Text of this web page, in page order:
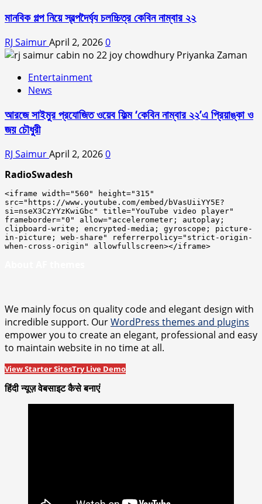
মানবিক গল্প নিয়ে স্বল্পদৈর্ঘ‍্য চলচ্চিত্র কেবিন নাম্বার ২২
RJ SaimurApril 2, 20260
Entertainment
News
আরজে সাইমুর প্রযোজিত ওয়েব ফিল্ম ‘কেবিন নাম্বার ২২’এ প্রিয়াঙ্কা ও
জয় চৌধুরী
RJ SaimurApril 2, 20260
RadioSwadesh
<iframe width="560" height="315"
src="https://www.youtube.com/embed/bVasUiiYY5E?
si=nseX3CzYYzKwiGbc" title="YouTube video player"
frameborder="0" allow="accelerometer; autoplay;
clipboard-write; encrypted-media; gyroscope; picture-
in-picture; web-share" referrerpolicy="strict-origin-
when-cross-origin" allowfullscreen></iframe>
We mainly focus on quality code and elegant design with
incredible support. OurWordPress themes and plugins
empower you to create an elegant, professional and easy
to maintain website in no time at all.
View Starter SitesTry Live Demo
हिंदी न्यूज़ वेबसाइट कैसे बनाएं